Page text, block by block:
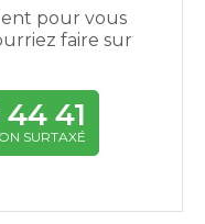
pour vous
faire sur
41
SURTAXÉ